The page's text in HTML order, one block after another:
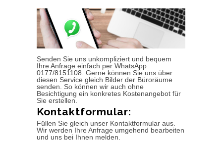
Senden Sie uns unkompliziert und bequem
Ihre Anfrage einfach per WhatsApp
0177/8151108. Gerne können Sie uns über
diesen Service gleich Bilder der Büroräume
senden. So können wir auch ohne
Besichtigung ein konkretes Kostenangebot für
Sie erstellen.
Kontaktformular:
Füllen Sie gleich unser Kontaktformular aus.
Wir werden Ihre Anfrage umgehend bearbeiten
und uns bei Ihnen melden.